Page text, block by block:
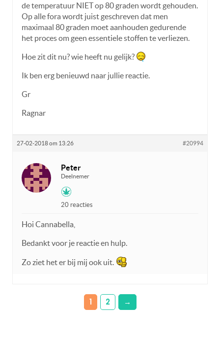
de temperatuur NIET op 80 graden wordt gehouden.
Op alle fora wordt juist geschreven dat men
maximaal 80 graden moet aanhouden gedurende
het proces om geen essentiele stoffen te verliezen.
Hoe zit dit nu? wie heeft nu gelijk?
Ik ben erg benieuwd naar jullie reactie.
Gr
Ragnar
27-02-2018 om 13:26 #20994
Peter
Deelnemer
20 reacties
Hoi Cannabella,
Bedankt voor je reactie en hulp.
Zo ziet het er bij mij ook uit.
1 2 →